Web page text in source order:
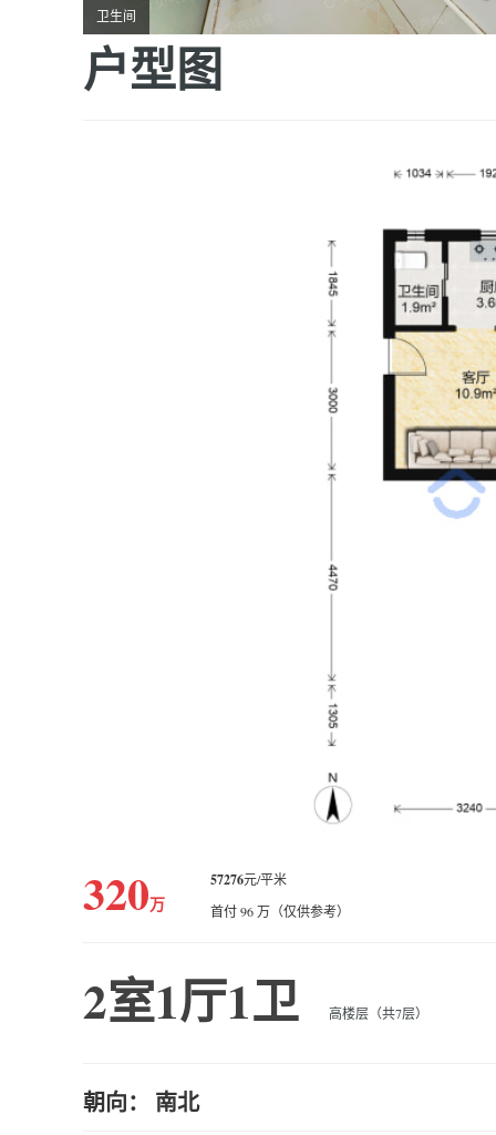
卫生间
户型图
320万
57276元/平米
首付 96 万（仅供参考）
2室1厅1卫 高楼层（共7层）
朝向： 南北